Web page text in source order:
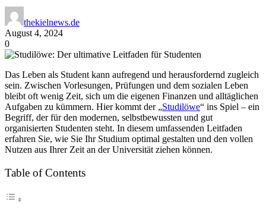
thekielnews.de
August 4, 2024
0
Das Leben als Student kann aufregend und herausfordernd zugleich
sein. Zwischen Vorlesungen, Prüfungen und dem sozialen Leben
bleibt oft wenig Zeit, sich um die eigenen Finanzen und alltäglichen
Aufgaben zu kümmern. Hier kommt der „Studilöwe“ ins Spiel – ein
Begriff, der für den modernen, selbstbewussten und gut
organisierten Studenten steht. In diesem umfassenden Leitfaden
erfahren Sie, wie Sie Ihr Studium optimal gestalten und den vollen
Nutzen aus Ihrer Zeit an der Universität ziehen können.
Table of Contents